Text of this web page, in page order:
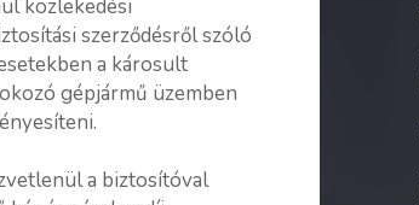
közlekedési
szerződésről szóló
a károsult
gépjármű üzemben
a biztosítóval